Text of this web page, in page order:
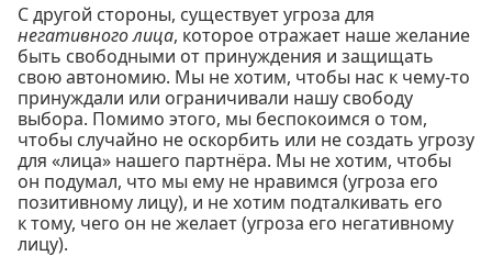
С другой стороны, существует угроза для
негативного лица, которое отражает наше желание
быть свободными от принуждения и защищать
свою автономию. Мы не хотим, чтобы нас к чему-то
принуждали или ограничивали нашу свободу
выбора. Помимо этого, мы беспокоимся о том,
чтобы случайно не оскорбить или не создать угрозу
для «лица» нашего партнёра. Мы не хотим, чтобы
он подумал, что мы ему не нравимся (угроза его
позитивному лицу), и не хотим подталкивать его
к тому, чего он не желает (угроза его негативному
лицу).